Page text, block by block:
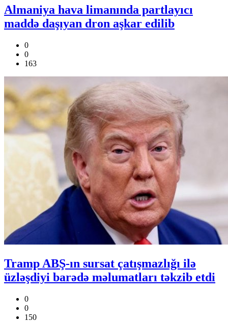
Almaniya hava limanında partlayıcı
maddə daşıyan dron aşkar edilib
0
0
163
Tramp ABŞ-ın sursat çatışmazlığı ilə
üzləşdiyi barədə məlumatları təkzib etdi
0
0
150